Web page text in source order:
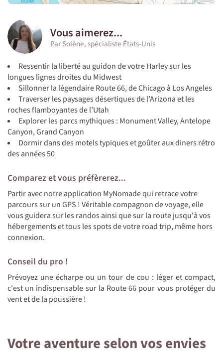
Vous aimerez...
Par Solène, spécialiste États-Unis
Ressentir la liberté au guidon de votre Harley sur les
longues lignes droites du Midwest
Sillonner la légendaire Route 66, de Chicago à Los Angeles
Traverser les paysages désertiques de l’Arizona et les
roches flamboyantes de l’Utah
Explorer les parcs mythiques : Monument Valley, Antelope
Canyon, Grand Canyon
Dormir dans des motels typiques et goûter aux diners rétro
des années 50
Comparez et vous préfèrerez...
Partir avec notre application MyNomade qui retrace votre
parcours sur un GPS ! Véritable compagnon de voyage, elle
vous guidera sur les randos ainsi que sur la route jusqu'à vos
hébergements et tous les spots de votre road trip, même hors
connexion.
Conseil du pro !
Prévoyez une écharpe ou un tour de cou : léger et compact,
c'est un indispensable sur la Route 66 pour vous protéger du
vent et de la poussière !
Votre aventure selon vos envies